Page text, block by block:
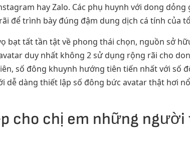
hay Zalo. Các phụ huynh với dong
để trình bày đúng đậm dung dịch cá tính của
bạt tất tần tật về phong thái chọn, nguồn sở
duy nhất không 2 sử dụng rộng rãi cho
số đông khuynh hướng tiên tiến nhất với số
dàng thiết lập số đông bức avatar thật hơi
cho chị em những